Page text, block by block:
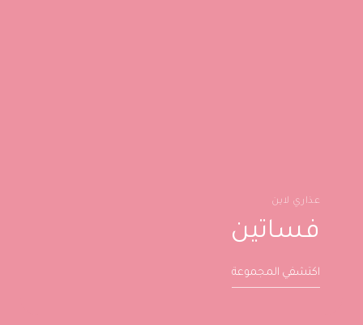
عذاري لاين
فساتين
اكتشفي المجموعة